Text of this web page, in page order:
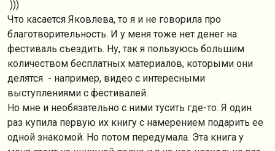
)))
Что касается Яковлева, то я и не говорила про
благотворительность. И у меня тоже нет денег на
фестиваль съездить. Ну, так я пользуюсь большим
количеством бесплатных материалов, которыми они
делятся - например, видео с интересными
выступлениями с фестивалей.
Но мне и необязательно с ними тусить где-то. Я один
раз купила первую их книгу с намерением подарить ее
одной знакомой. Но потом передумала. Эта книга у